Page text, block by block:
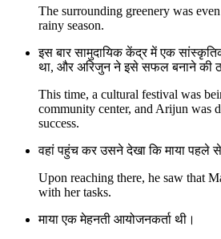
The surrounding greenery was
rainy season.
इस बार सामुदायिक केंद्र में एक
था, और अरिजुन ने इसे सफल बनाने की
This time, a cultural festival was
community center, and Arijun was
success.
वहां पहुंच कर उसने देखा कि माया पहले
Upon reaching there, he saw that
with her tasks.
माया एक मेहनती आयोजनकर्ता थी।